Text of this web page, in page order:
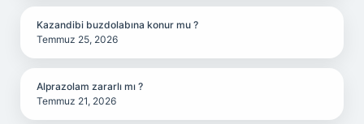
Kazandibi buzdolabına konur mu ?
Temmuz 25, 2026
Alprazolam zararlı mı ?
Temmuz 21, 2026